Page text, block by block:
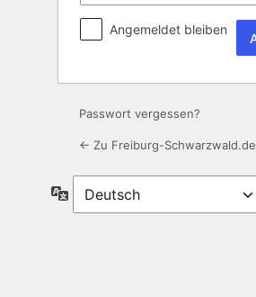
Angemeldet bleiben
Passwort vergessen?
← Zu Freiburg-Schwarzwald.de
Sprache